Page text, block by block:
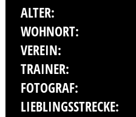
ALTER:
WOHNORT:
VEREIN:
TRAINER:
FOTOGRAF:
LIEBLINGSSTRECKE: